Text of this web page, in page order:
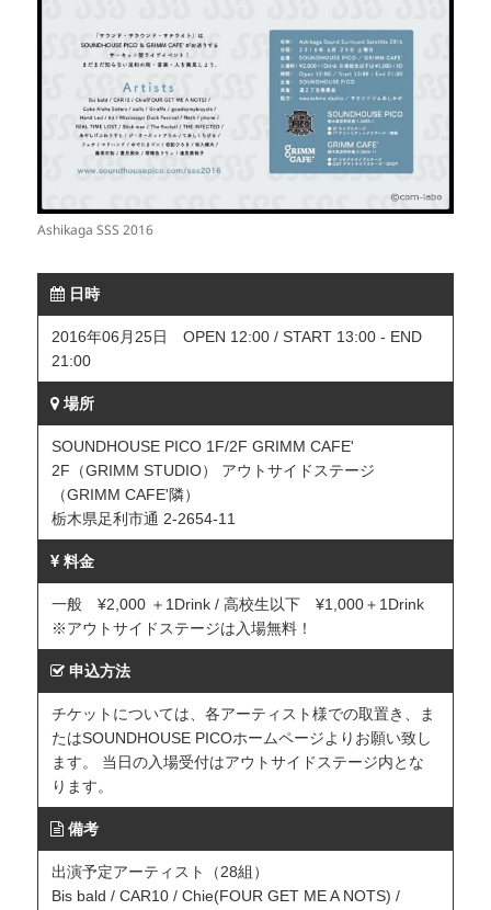
Ashikaga SSS 2016
日時
2016年06月25日 OPEN 12:00 / START 13:00 - END
21:00
場所
SOUNDHOUSE PICO 1F/2F GRIMM CAFE'
2F（GRIMM STUDIO） アウトサイドステージ
（GRIMM CAFE'隣）
栃木県足利市通 2-2654-11
料金
一般 ¥2,000 ＋1Drink / 高校生以下 ¥1,000＋1Drink
※アウトサイドステージは入場無料！
申込方法
チケットについては、各アーティスト様での取置き、ま
たはSOUNDHOUSE PICOホームページよりお願い致し
ます。 当日の入場受付はアウトサイドステージ内とな
ります。
備考
出演予定アーティスト（28組）
Bis bald / CAR10 / Chie(FOUR GET ME A NOTS) /